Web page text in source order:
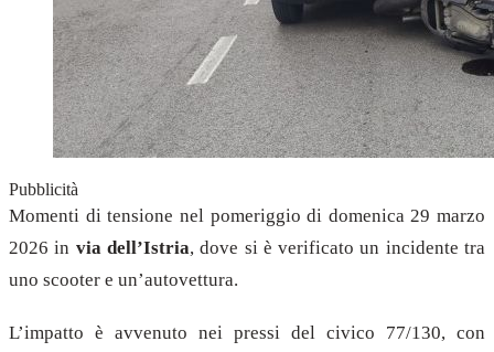
Pubblicità
Momenti di tensione nel pomeriggio di domenica 29 marzo
2026 in via dell’Istria, dove si è verificato un incidente tra
uno scooter e un’autovettura.
L’impatto è avvenuto nei pressi del civico 77/130, con